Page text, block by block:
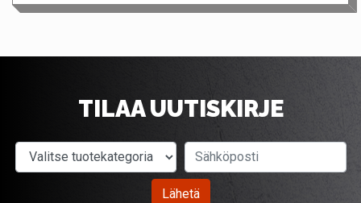
TILAA UUTISKIRJE
Valitse tuotekategoria
Lähetä